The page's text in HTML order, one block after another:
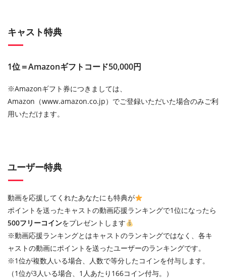
キャスト特典
1位＝Amazonギフトコード50,000円
※Amazonギフト券につきましては、
Amazon（www.amazon.co.jp）でご登録いただいた場合のみご利
用いただけます。
ユーザー特典
動画を応援してくれたあなたにも特典が
ポイントを送ったキャストの動画応援ランキングで1位になったら
500フリーコインをプレゼントします
※動画応援ランキングとはキャストのランキングではなく、各キ
ャストの動画にポイントを送ったユーザーのランキングです。
※1位が複数人いる場合、人数で等分したコインを付与します。
（1位が3人いる場合、1人あたり166コイン付与。）